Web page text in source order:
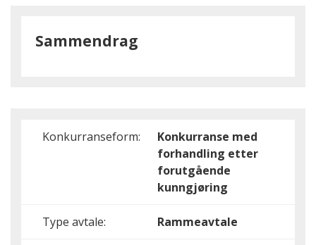
Sammendrag
Konkurranseform:
Konkurranse med
forhandling etter
forutgående
kunngjøring
Type avtale: Rammeavtale